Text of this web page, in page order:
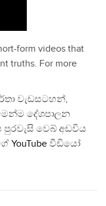
form videos that
truths. For more
වැඩසටහන්,
දේශපාලන
වෙබ් අඩවිය
YouTube වීඩියෝ